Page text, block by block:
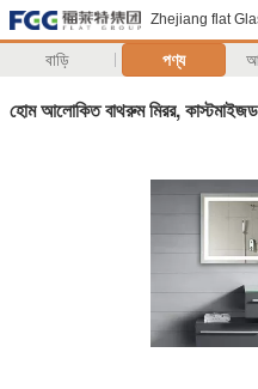
Zhejiang flat
বাড়ি পণ্য
হোম আলোকিত বাথরুম মিরর,